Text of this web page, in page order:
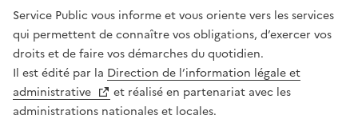
Service Public vous informe et vous oriente vers les services
qui permettent de connaître vos obligations, d’exercer vos
droits et de faire vos démarches du quotidien.
Il est édité par la Direction de l’information légale et
administrative
et réalisé en partenariat avec les
administrations nationales et locales.